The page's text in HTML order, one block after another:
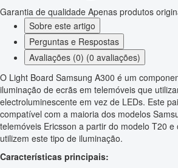
Garantia de qualidade Apenas produtos
Sobre este artigo
Perguntas e Respostas
Avaliações (0) (0 avaliações)
O Light Board Samsung A300 é um
iluminação de ecrãs em telemóveis que
electroluminescente em vez de LEDs. Este
compatível com a maioria dos modelos
telemóveis Ericsson a partir do modelo T20
utilizem este tipo de iluminação.
Características principais: